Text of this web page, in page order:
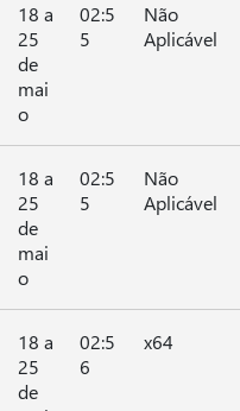
18 a
25
de
mai
o
02:5
5
Não
Aplicável
18 a
25
de
mai
o
02:5
5
Não
Aplicável
18 a
25
de
02:5
6
x64